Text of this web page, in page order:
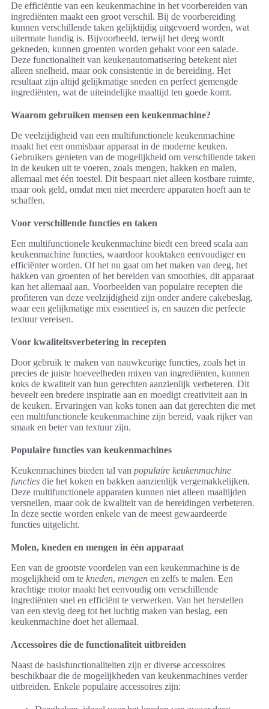
De efficiëntie van een keukenmachine in het voorbereiden van
ingrediënten maakt een groot verschil. Bij de voorbereiding
kunnen verschillende taken gelijktijdig uitgevoerd worden, wat
uitermate handig is. Bijvoorbeeld, terwijl het deeg wordt
gekneden, kunnen groenten worden gehakt voor een salade.
Deze functionaliteit van keukenautomatisering betekent niet
alleen snelheid, maar ook consistentie in de bereiding. Het
resultaat zijn altijd gelijkmatige sneden en perfect gemengde
ingrediënten, wat de uiteindelijke maaltijd ten goede komt.
Waarom gebruiken mensen een keukenmachine?
De veelzijdigheid van een multifunctionele keukenmachine
maakt het een onmisbaar apparaat in de moderne keuken.
Gebruikers genieten van de mogelijkheid om verschillende taken
in de keuken uit te voeren, zoals mengen, hakken en malen,
allemaal met één toestel. Dit bespaart niet alleen kostbare ruimte,
maar ook geld, omdat men niet meerdere apparaten hoeft aan te
schaffen.
Voor verschillende functies en taken
Een multifunctionele keukenmachine biedt een breed scala aan
keukenmachine functies, waardoor kooktaken eenvoudiger en
efficiënter worden. Of het nu gaat om het maken van deeg, het
hakken van groenten of het bereiden van smoothies, dit apparaat
kan het allemaal aan. Voorbeelden van populaire recepten die
profiteren van deze veelzijdigheid zijn onder andere cakebeslag,
waar een gelijkmatige mix essentieel is, en sauzen die perfecte
textuur vereisen.
Voor kwaliteitsverbetering in recepten
Door gebruik te maken van nauwkeurige functies, zoals het in
precies de juiste hoeveelheden mixen van ingrediënten, kunnen
koks de kwaliteit van hun gerechten aanzienlijk verbeteren. Dit
beveelt een bredere inspiratie aan en moedigt creativiteit aan in
de keuken. Ervaringen van koks tonen aan dat gerechten die met
een multifunctionele keukenmachine zijn bereid, vaak rijker van
smaak en beter van textuur zijn.
Populaire functies van keukenmachines
Keukenmachines bieden tal van populaire keukenmachine
functies die het koken en bakken aanzienlijk vergemakkelijken.
Deze multifunctionele apparaten kunnen niet alleen maaltijden
versnellen, maar ook de kwaliteit van de bereidingen verbeteren.
In deze sectie worden enkele van de meest gewaardeerde
functies uitgelicht.
Molen, kneden en mengen in één apparaat
Een van de grootste voordelen van een keukenmachine is de
mogelijkheid om te kneden, mengen en zelfs te malen. Een
krachtige motor maakt het eenvoudig om verschillende
ingrediënten snel en efficiënt te verwerken. Van het herstellen
van een stevig deeg tot het luchtig maken van beslag, een
keukenmachine doet het allemaal.
Accessoires die de functionaliteit uitbreiden
Naast de basisfunctionaliteiten zijn er diverse accessoires
beschikbaar die de mogelijkheden van keukenmachines verder
uitbreiden. Enkele populaire accessoires zijn: